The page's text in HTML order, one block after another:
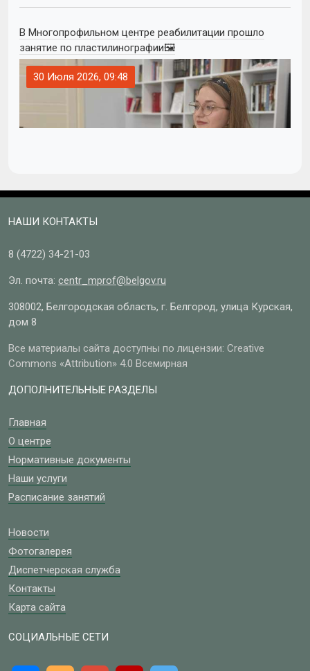
В Многопрофильном центре реабилитации прошло
занятие по пластилинографии🖼
30 Июля 2026, 09:48
НАШИ КОНТАКТЫ
8 (4722) 34-21-03
Эл. почта: centr_mprof@belgov.ru
308002, Белгородская область, г. Белгород, улица Курская,
дом 8
Все материалы сайта доступны по лицензии: Creative
Commons «Attribution» 4.0 Всемирная
ДОПОЛНИТЕЛЬНЫЕ РАЗДЕЛЫ
Главная
О центре
Нормативные документы
Наши услуги
Расписание занятий
Новости
Фотогалерея
Диспетчерская служба
Контакты
Карта сайта
СОЦИАЛЬНЫЕ СЕТИ